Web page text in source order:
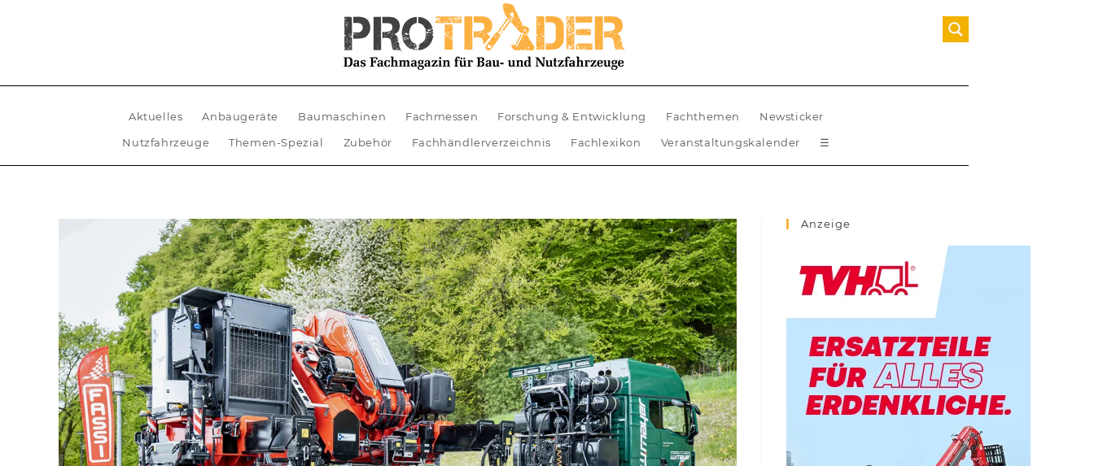
Aktuelles Anbaugeräte Baumaschinen Fachmessen Forschung & Entwicklung Fachthemen
Newsticker
Nutzfahrzeuge
Themen-Spezial Zubehör Fachhändlerverzeichnis Fachlexikon Veranstaltungskalender ☰
Anzeige